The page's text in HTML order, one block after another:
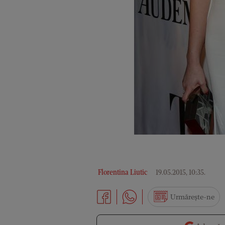
Florentina Liutic 19.05.2015, 10:35.
Urmărește-ne